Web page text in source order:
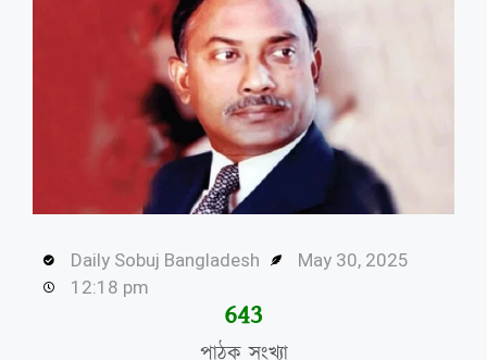
Daily Sobuj Bangladesh
May 30, 2025
12:18 pm
পাঠক সংখ্যা
645